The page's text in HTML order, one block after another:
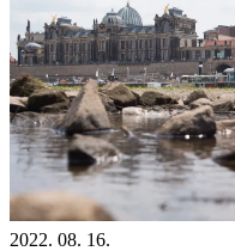
2022. 08. 16.